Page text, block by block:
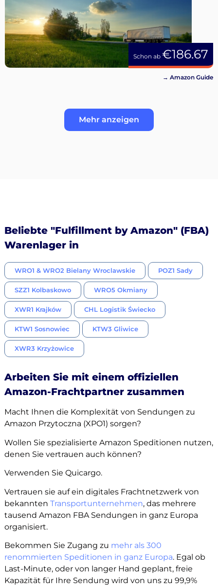
Schon ab €186.67
→ Amazon Guide
Mehr anzeigen
Beliebte "Fulfillment by Amazon" (FBA)
Warenlager in
WRO1 & WRO2 Bielany Wroclawskie POZ1 Sady
SZZ1 Kolbaskowo WRO5 Okmiany
XWR1 Krajków CHL Logistik Świecko
KTW1 Sosnowiec KTW3 Gliwice
XWR3 Krzyżowice
Arbeiten Sie mit einem offiziellen
Amazon-Frachtpartner zusammen
Macht Ihnen die Komplexität von Sendungen zu
Amazon Przytoczna (XPO1) sorgen?
Wollen Sie spezialisierte Amazon Speditionen nutzen,
denen Sie vertrauen auch können?
Verwenden Sie Quicargo.
Vertrauen sie auf ein digitales Frachtnetzwerk von
bekannten Transportunternehmen, das mehrere
tausend Amazon FBA Sendungen in ganz Europa
organisiert.
Bekommen Sie Zugang zu mehr als 300
renommierten Speditionen in ganz Europa. Egal ob
Last-Minute, oder von langer Hand geplant, freie
Kapazität für Ihre Sendung wird von uns zu 99,9%